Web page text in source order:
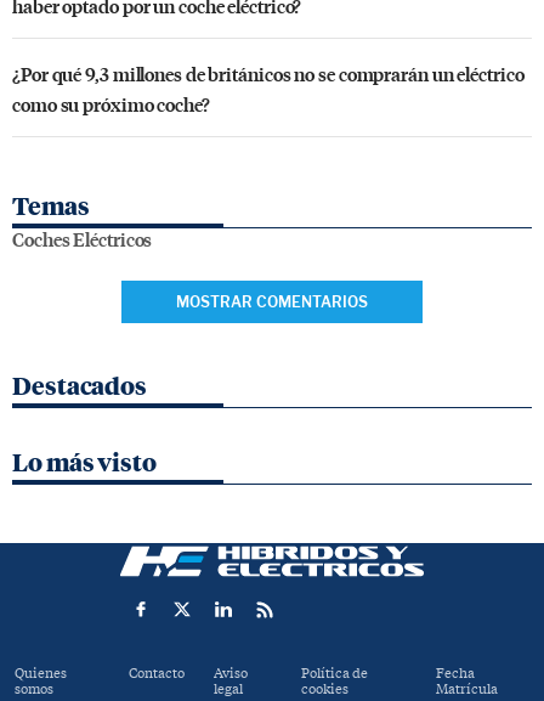
haber optado por un coche eléctrico?
¿Por qué 9,3 millones de británicos no se comprarán un eléctrico
como su próximo coche?
Temas
Coches Eléctricos
MOSTRAR COMENTARIOS
Destacados
Lo más visto
Quienes
somos
Contacto Aviso
legal
Política de
cookies
Fecha
Matrícula